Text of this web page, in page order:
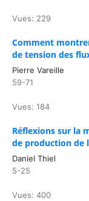
Vues: 229
Comment
de tension des
Pierre Vareille
59-71
Vues: 184
Réflexions sur la
de production de
Daniel Thiel
5-25
Vues: 400